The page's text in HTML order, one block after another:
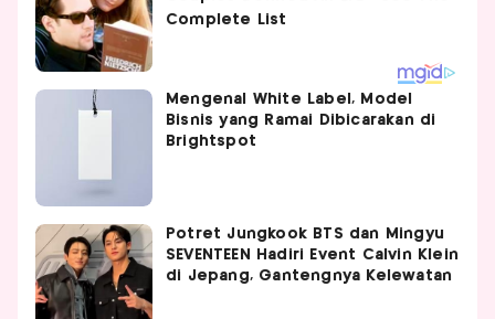
Mengenal White Label, Model
Bisnis yang Ramai Dibicarakan di
Brightspot
Potret Jungkook BTS dan Mingyu
SEVENTEEN Hadiri Event Calvin Klein
di Jepang, Gantengnya Kelewatan